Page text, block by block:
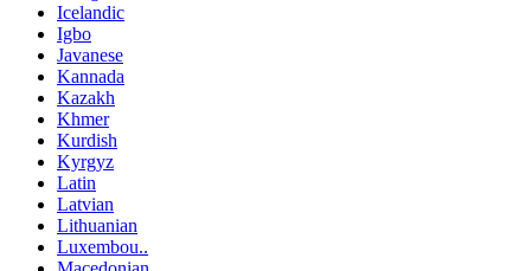
Icelandic
Igbo
Javanese
Kannada
Kazakh
Khmer
Kurdish
Kyrgyz
Latin
Latvian
Lithuanian
Luxembou..